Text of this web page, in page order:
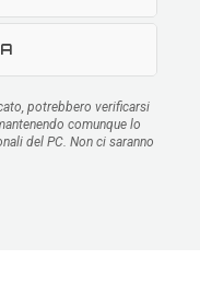
potrebbero verificarsi
comunque lo
del PC. Non ci saranno